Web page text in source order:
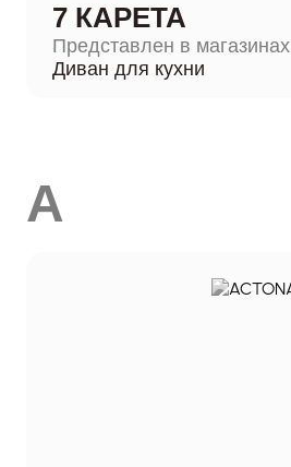
7 КАРЕТА
Представлен в магазинах
Диван для кухни
A